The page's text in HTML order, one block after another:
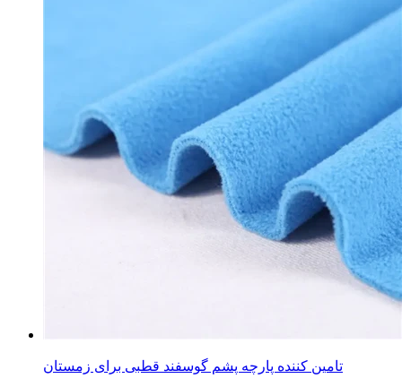
تامین کننده پارچه پشم گوسفند قطبی برای زمستان